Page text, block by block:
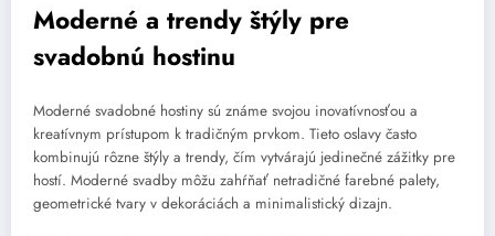
Moderné a trendy štýly pre
svadobnú hostinu
Moderné svadobné hostiny sú známe svojou inovatívnosťou a
kreatívnym prístupom k tradičným prvkom. Tieto oslavy často
kombinujú rôzne štýly a trendy, čím vytvárajú jedinečné zážitky pre
hostí. Moderné svadby môžu zahŕňať netradičné farebné palety,
geometrické tvary v dekoráciách a minimalistický dizajn.